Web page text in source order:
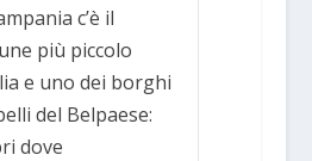
c’è il
più piccolo
e uno dei borghi
del Belpaese:
dove